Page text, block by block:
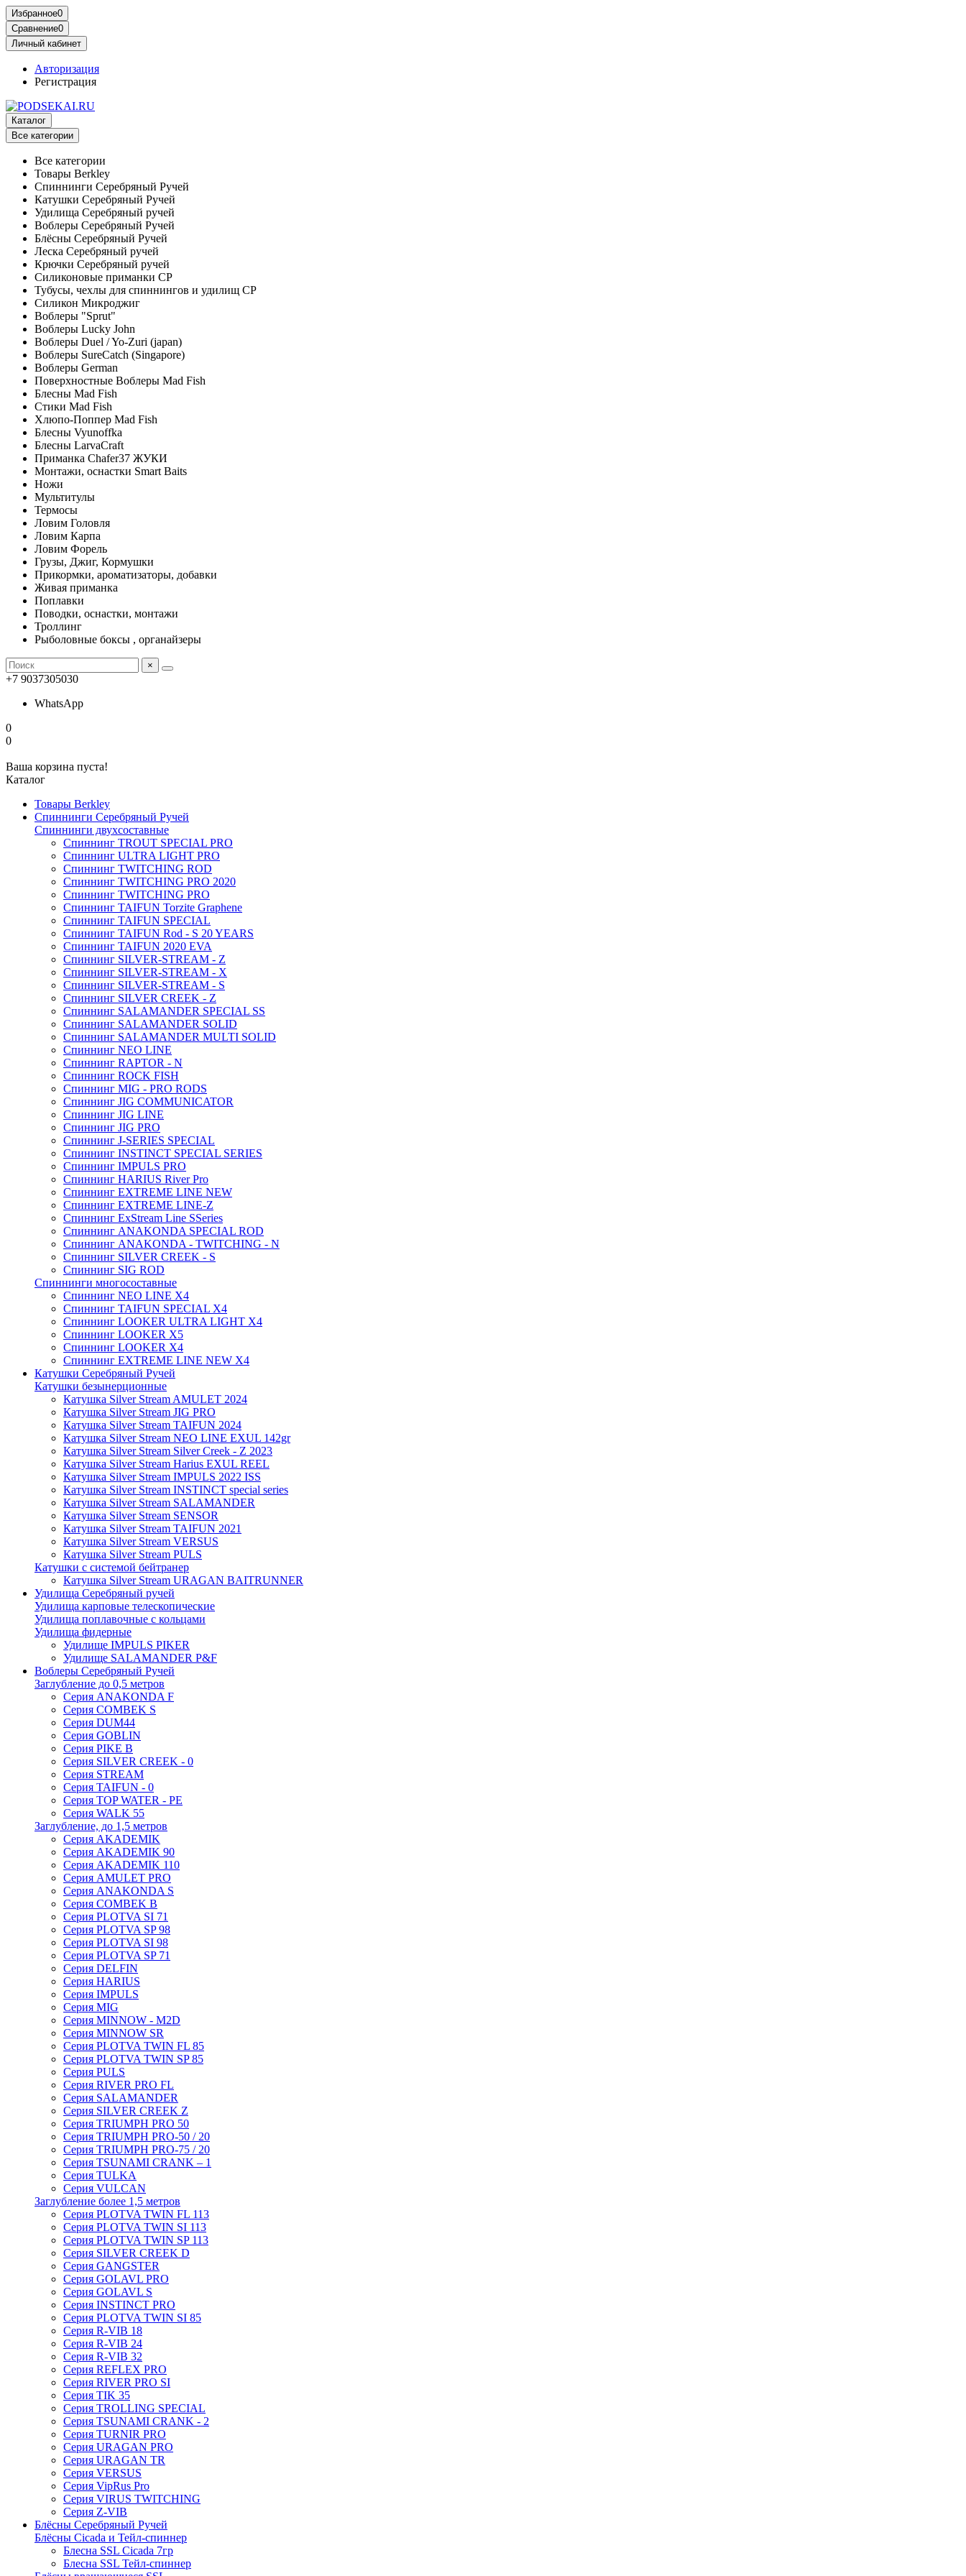
Избранное0
Сравнение0
Личный кабинет
Авторизация
Регистрация
Каталог
Все категории
Все категории
Товары Berkley
Спиннинги Серебряный Ручей
Катушки Серебряный Ручей
Удилища Серебряный ручей
Воблеры Серебряный Ручей
Блёсны Серебряный Ручей
Леска Серебряный ручей
Крючки Серебряный ручей
Силиконовые приманки СР
Тубусы, чехлы для спиннингов и удилищ СР
Силикон Микроджиг
Воблеры "Sprut"
Воблеры Lucky John
Воблеры Duel / Yo-Zuri (japan)
Воблеры SureCatch (Singapore)
Воблеры German
Поверхностные Воблеры Mad Fish
Блесны Mad Fish
Стики Mad Fish
Хлюпо-Поппер Mad Fish
Блесны Vyunoffka
Блесны LarvaCraft
Приманка Chafer37 ЖУКИ
Монтажи, оснастки Smart Baits
Ножи
Мультитулы
Термосы
Ловим Головля
Ловим Карпа
Ловим Форель
Грузы, Джиг, Кормушки
Прикормки, ароматизаторы, добавки
Живая приманка
Поплавки
Поводки, оснастки, монтажи
Троллинг
Рыболовные боксы , органайзеры
×
+7 9037305030
WhatsApp
0
0
Ваша корзина пуста!
Каталог
Товары Berkley
Спиннинги Серебряный Ручей
Спиннинги двухсоставные
Спиннинг TROUT SPECIAL PRO
Спиннинг ULTRA LIGHT PRO
Спиннинг TWITCHING ROD
Спиннинг TWITCHING PRO 2020
Спиннинг TWITCHING PRO
Спиннинг TAIFUN Torzite Graphene
Спиннинг TAIFUN SPECIAL
Спиннинг TAIFUN Rod - S 20 YEARS
Спиннинг TAIFUN 2020 EVA
Спиннинг SILVER-STREAM - Z
Спиннинг SILVER-STREAM - X
Спиннинг SILVER-STREAM - S
Спиннинг SILVER CREEK - Z
Спиннинг SALAMANDER SPECIAL SS
Спиннинг SALAMANDER SOLID
Спиннинг SALAMANDER MULTI SOLID
Спиннинг NEO LINE
Спиннинг RAPTOR - N
Спиннинг ROCK FISH
Спиннинг MIG - PRO RODS
Спиннинг JIG COMMUNICATOR
Спиннинг JIG LINE
Спиннинг JIG PRO
Спиннинг J-SERIES SPECIAL
Спиннинг INSTINCT SPECIAL SERIES
Спиннинг IMPULS PRO
Спиннинг HARIUS River Pro
Спиннинг EXTREME LINE NEW
Спиннинг EXTREME LINE-Z
Спиннинг ExStream Line SSeries
Спиннинг ANAKONDA SPECIAL ROD
Спиннинг ANAKONDA - TWITCHING - N
Спиннинг SILVER CREEK - S
Спиннинг SIG ROD
Спиннинги многосоставные
Спиннинг NEO LINE X4
Спиннинг TAIFUN SPECIAL X4
Спиннинг LOOKER ULTRA LIGHT X4
Спиннинг LOOKER X5
Спиннинг LOOKER X4
Спиннинг EXTREME LINE NEW X4
Катушки Серебряный Ручей
Катушки безынерционные
Катушка Silver Stream AMULET 2024
Катушка Silver Stream JIG PRO
Катушка Silver Stream TAIFUN 2024
Катушка Silver Stream NEO LINE EXUL 142gr
Катушка Silver Stream Silver Creek - Z 2023
Катушка Silver Stream Harius EXUL REEL
Катушка Silver Stream IMPULS 2022 ISS
Катушка Silver Stream INSTINCT special series
Катушка Silver Stream SALAMANDER
Катушка Silver Stream SENSOR
Катушка Silver Stream TAIFUN 2021
Катушка Silver Stream VERSUS
Катушка Silver Stream PULS
Катушки с системой бейтранер
Катушка Silver Stream URAGAN BAITRUNNER
Удилища Серебряный ручей
Удилища карповые телескопические
Удилища поплавочные с кольцами
Удилища фидерные
Удилище IMPULS PIKER
Удилище SALAMANDER P&F
Воблеры Серебряный Ручей
Заглубление до 0,5 метров
Серия ANAKONDA F
Серия COMBEK S
Серия DUM44
Серия GOBLIN
Серия PIKE B
Серия SILVER CREEK - 0
Серия STREAM
Серия TAIFUN - 0
Серия TOP WATER - PE
Серия WALK 55
Заглубление, до 1,5 метров
Серия AKADEMIK
Серия AKADEMIK 90
Серия AKADEMIK 110
Серия AMULET PRO
Серия ANAKONDA S
Серия COMBEK B
Серия PLOTVA SI 71
Серия PLOTVA SP 98
Серия PLOTVA SI 98
Серия PLOTVA SP 71
Серия DELFIN
Серия HARIUS
Серия IMPULS
Серия MIG
Серия MINNOW - M2D
Серия MINNOW SR
Серия PLOTVA TWIN FL 85
Серия PLOTVA TWIN SP 85
Серия PULS
Серия RIVER PRO FL
Серия SALAMANDER
Серия SILVER CREEK Z
Серия TRIUMPH PRO 50
Серия TRIUMPH PRO-50 / 20
Серия TRIUMPH PRO-75 / 20
Серия TSUNAMI CRANK – 1
Серия TULKA
Серия VULCAN
Заглубление более 1,5 метров
Серия PLOTVA TWIN FL 113
Серия PLOTVA TWIN SI 113
Серия PLOTVA TWIN SP 113
Серия SILVER CREEK D
Серия GANGSTER
Серия GOLAVL PRO
Серия GOLAVL S
Серия INSTINCT PRO
Серия PLOTVA TWIN SI 85
Серия R-VIB 18
Серия R-VIB 24
Серия R-VIB 32
Серия REFLEX PRO
Серия RIVER PRO SI
Серия TIK 35
Серия TROLLING SPECIAL
Серия TSUNAMI CRANK - 2
Серия TURNIR PRO
Серия URAGAN PRO
Серия URAGAN TR
Серия VERSUS
Серия VipRus Pro
Серия VIRUS TWITCHING
Серия Z-VIB
Блёсны Серебряный Ручей
Блёсны Cicada и Тейл-спиннер
Блесна SSL Cicada 7гр
Блесна SSL Тейл-спиннер